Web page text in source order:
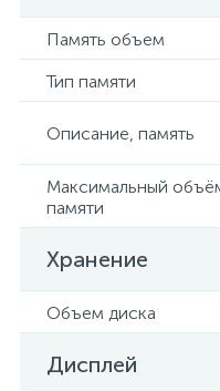
Память объем
Тип памяти
Описание, память
Максимальный
памяти
Хранение
Объем диска
Дисплей